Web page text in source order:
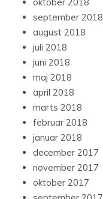
september 2018
august 2018
juli 2018
juni 2018
maj 2018
april 2018
marts 2018
februar 2018
januar 2018
december 2017
november 2017
oktober 2017